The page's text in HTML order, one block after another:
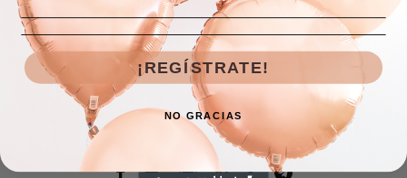
Descripción
Envíos y devoluciones
Comentarios
¡REGÍSTRATE!
NO GRACIAS